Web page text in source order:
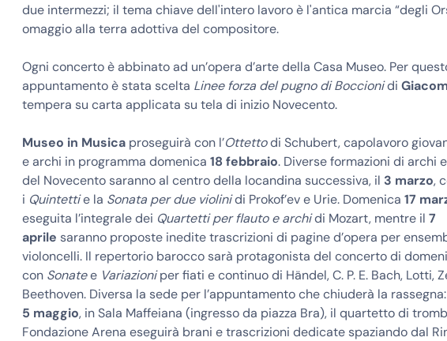
due intermezzi; il tema chiave dell'intero lavoro è l'antica marcia “degli
omaggio alla terra adottiva del compositore.
Ogni concerto è abbinato ad un’opera d’arte della Casa Museo. Per
appuntamento è stata scelta Linee forza del pugno di Boccionidi
tempera su carta applicata su tela di inizio Novecento.
Museo in Musica proseguirà con l’Ottettodi Schubert, capolavoro
e archi in programma domenica 18 febbraio. Diverse formazioni di archi
del Novecento saranno al centro della locandina successiva, il 3 marzo,
i Quintettie la Sonata per due violinidi Prokof’ev e Urie. Domenica 17
eseguita l’integrale dei Quartetti per flauto e archidi Mozart, mentre il 7
aprile saranno proposte inedite trascrizioni di pagine d’opera per
violoncelli. Il repertorio barocco sarà protagonista del concerto di
con Sonatee Variazioniper fiati e continuo di Händel, C. P. E. Bach, Lotti,
Beethoven. Diversa la sede per l’appuntamento che chiuderà la
5 maggio, in Sala Maffeiana (ingresso da piazza Bra), il quartetto di
Fondazione Arena eseguirà brani e trascrizioni dedicate spaziando dal